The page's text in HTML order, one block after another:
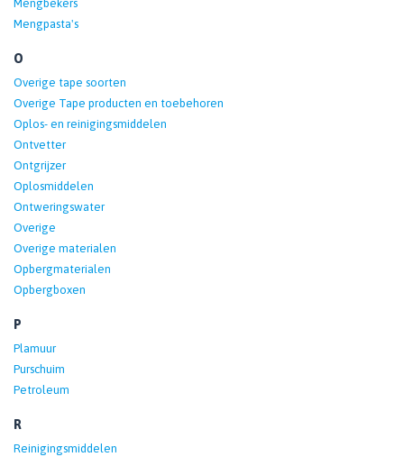
Mengbekers
Mengpasta's
O
Overige tape soorten
Overige Tape producten en toebehoren
Oplos- en reinigingsmiddelen
Ontvetter
Ontgrijzer
Oplosmiddelen
Ontweringswater
Overige
Overige materialen
Opbergmaterialen
Opbergboxen
P
Plamuur
Purschuim
Petroleum
R
Reinigingsmiddelen